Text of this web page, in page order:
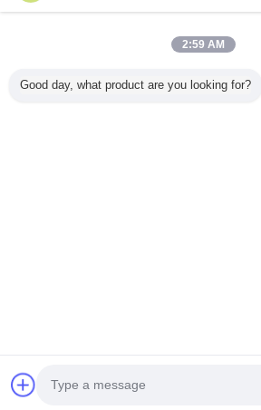
همه محصولات
Developed by
2:59 AM
Good day, what product are you looking for?